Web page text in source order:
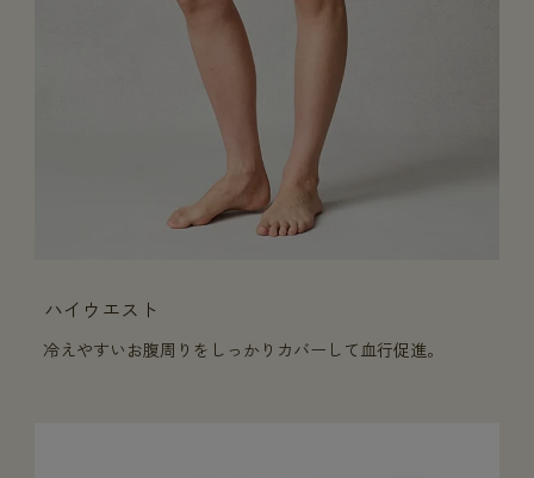
ハイウエスト
冷えやすいお腹周りをしっかりカバーして血行促進。